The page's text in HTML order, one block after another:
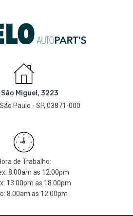
São Miguel, 3223
Paulo - SP, 03871-000
de Trabalho:
8.00am as 12.00pm
13.00pm as 18.00pm
8.00am as 12.00pm